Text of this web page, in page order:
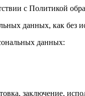
с Политикой
данных, как без
данных:
заключение,